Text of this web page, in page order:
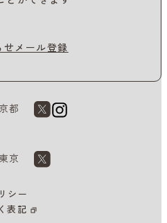
せメール登録
都
京
シー
表記